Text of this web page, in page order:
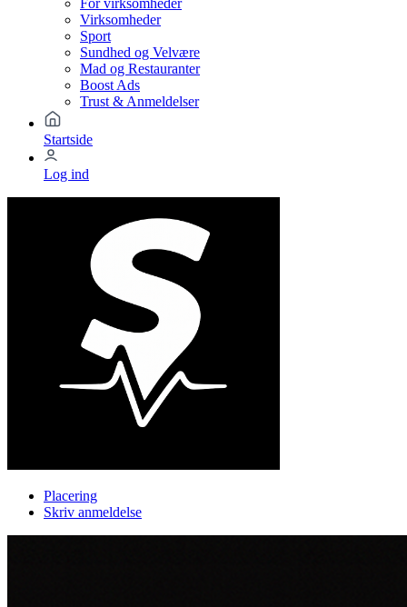
For virksomheder
Virksomheder
Sport
Sundhed og Velvære
Mad og Restauranter
Boost Ads
Trust & Anmeldelser
Startside
Log ind
Placering
Skriv anmeldelse